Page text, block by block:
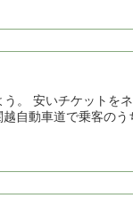
。 安いチケットを
自動車道で乗客の